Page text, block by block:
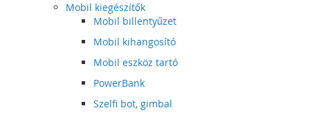
Mobil kiegészítők
Mobil billentyűzet
Mobil kihangosító
Mobil eszköz tartó
PowerBank
Szelfi bot, gimbal